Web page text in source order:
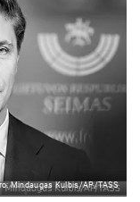
Mindaugas Kulbis/AP/TASS